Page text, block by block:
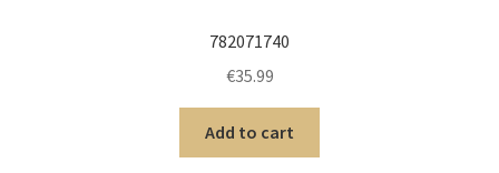
782071740
€35.99
Add to cart